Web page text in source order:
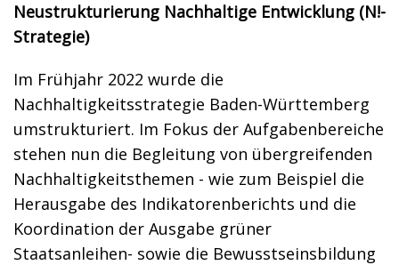
Neustrukturierung Nachhaltige Entwicklung (N!-
Strategie)
Im Frühjahr 2022 wurde die
Nachhaltigkeitsstrategie Baden-Württemberg
umstrukturiert. Im Fokus der Aufgabenbereiche
stehen nun die Begleitung von übergreifenden
Nachhaltigkeitsthemen - wie zum Beispiel die
Herausgabe des Indikatorenberichts und die
Koordination der Ausgabe grüner
Staatsanleihen- sowie die Bewusstseinsbildung